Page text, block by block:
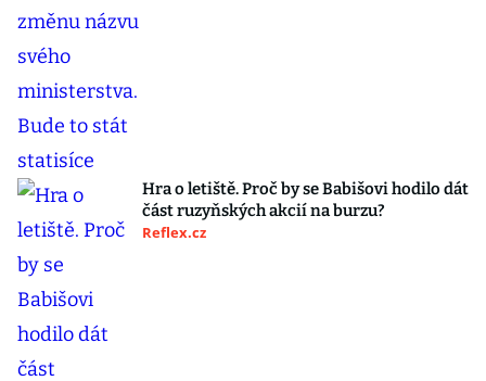
Hra o letiště. Proč by se Babišovi hodilo dát
část ruzyňských akcií na burzu?
Reflex.cz